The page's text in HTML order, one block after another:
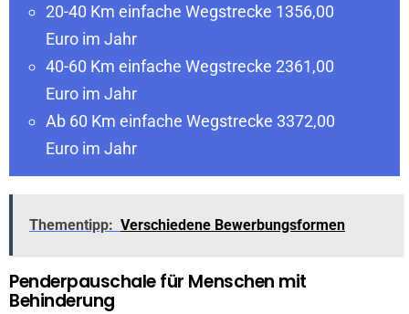
20-40 Km einfache Wegstrecke 1356,00
Euro im Jahr
40-60 Km einfache Wegstrecke 2361,00
Euro im Jahr
Ab 60 Km einfache Wegstrecke 3372,00
Euro im Jahr
Thementipp: Verschiedene Bewerbungsformen
Penderpauschale für Menschen mit
Behinderung